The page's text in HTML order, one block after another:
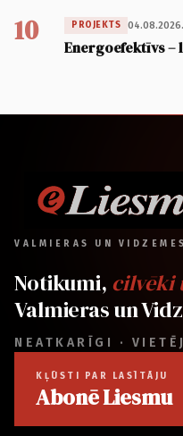
10 PROJEKTS 04.08.2026.
Energoefektīvs –
VALMIERAS UN
Notikumi, cilvēki
Valmieras un
NEATKARĪGI ·
KĻŪSTI PAR LASĪTĀJU
Abonē Liesmu